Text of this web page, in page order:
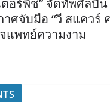
ตอร์พีช” จัดทัพศิลปิ
ศจับมือ “วี สแควร์
แพทย์ความงาม